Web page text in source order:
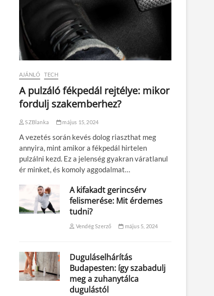
AJÁNLÓ TECH
A pulzáló fékpedál rejtélye: mikor
fordulj szakemberhez?
SZBlanka május 15, 2024
A vezetés során kevés dolog riaszthat meg
annyira, mint amikor a fékpedál hirtelen
pulzálni kezd. Ez a jelenség gyakran váratlanul
ér minket, és komoly aggodalmat…
A kifakadt gerincsérv
felismerése: Mit érdemes
tudni?
Vendég Szerző május 5, 2024
Duguláselhárítás
Budapesten: így szabadulj
meg a zuhanytálca
dugulástól